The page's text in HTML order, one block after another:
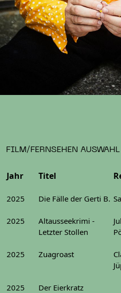
FILM/FERNSEHEN AUSWAHL
Jahr Titel
2025 Die Fälle der Gerti B.
2025
Altausseekrimi -
Letzter Stollen
2025 Zuagroast
2025
Der Eierkratz